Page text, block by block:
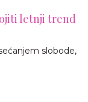
letnji trend
slobode,